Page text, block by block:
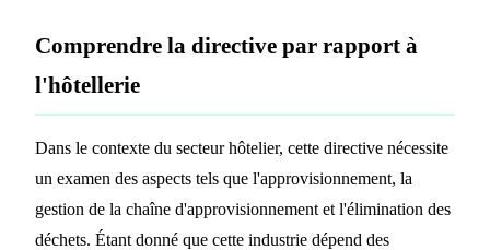
Comprendre la directive par rapport à
l'hôtellerie
Dans le contexte du secteur hôtelier, cette directive nécessite
un examen des aspects tels que l'approvisionnement, la
gestion de la chaîne d'approvisionnement et l'élimination des
déchets. Étant donné que cette industrie dépend des